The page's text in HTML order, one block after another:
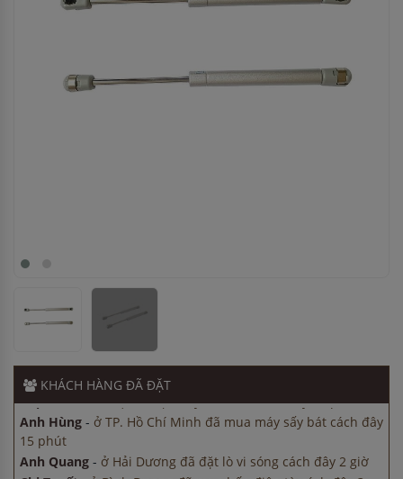
KHÁCH HÀNG ĐÃ ĐẶT
Chị Lan
Anh Quang
Chị Hà -ở Cần Thơ đã mua máy sấy bát cách đây 8 giờ
ở Hà Nội đã đặt máy hút mùi cách đây 30 phút
Anh Hùng
ở TP. Hồ Chí Minh đã mua máy sấy bát cách đây
15 phút
Anh Quang
ở Hải Dương đã đặt lò vi sóng cách đây 2 giờ